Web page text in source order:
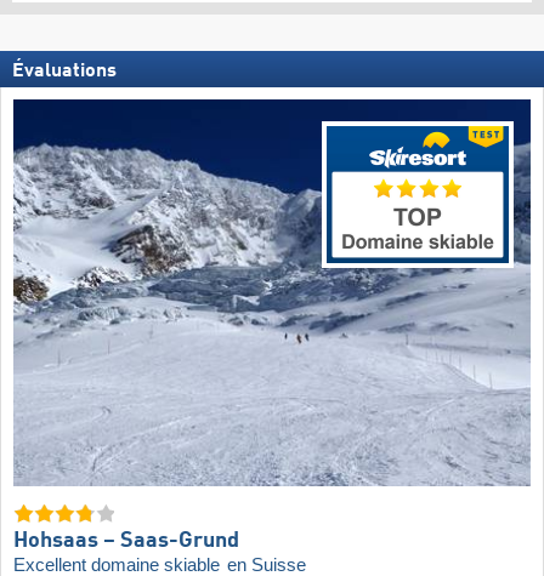
Évaluations
Hohsaas – Saas-Grund
Excellent domaine skiable en Suisse